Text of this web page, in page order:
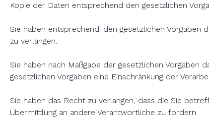
Kopie der Daten entsprechend den gesetzlichen
Sie haben entsprechend. den gesetzlichen
zu verlangen.
Sie haben nach Maßgabe der gesetzlichen
gesetzlichen Vorgaben eine Einschränkung der
Sie haben das Recht zu verlangen, dass die Sie
Übermittlung an andere Verantwortliche zu fordern.